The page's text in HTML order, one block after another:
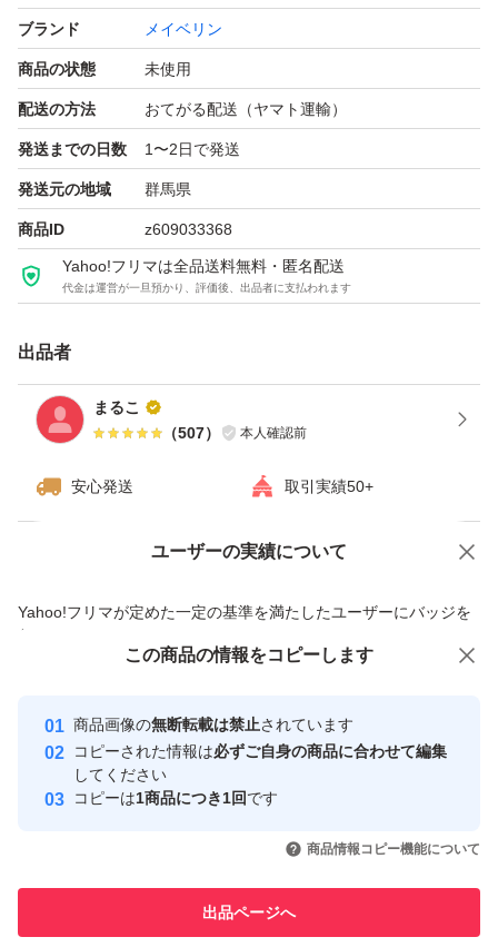
ブランド メイベリン
商品の状態 未使用
配送の方法 おてがる配送（ヤマト運輸）
発送までの日数 1〜2日で発送
発送元の地域 群馬県
商品ID z609033368
Yahoo!フリマは全品送料無料・匿名配送
代金は運営が一旦預かり、評価後、出品者に支払われます
出品者
まるこ
（507） 本人確認前
安心発送 取引実績50+
ユーザーの実績について
Yahoo!フリマが定めた一定の基準を満たしたユーザーにバッジを
付与しています
安心取引出品者
心・安全なユーザーです
取引実績
引を完了させた実績があります
での取引実績があります
価格の相談 商品への質問
この商品の情報をコピーします
商品画像の無断転載は禁止されています
コピーされた情報は必ずご自身の商品に合わせて編集
してください
コピーは1商品につき1回です
商品情報コピー機能について
出品ページへ
この商品をみている人にオススメ